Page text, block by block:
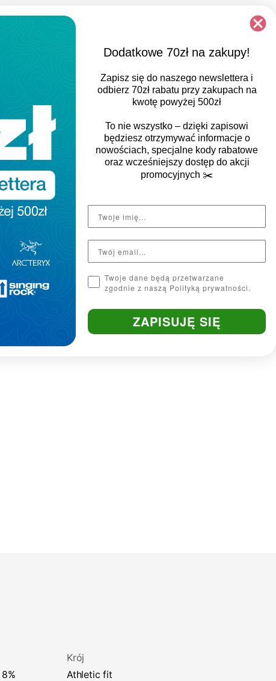
Dynamiczny krój, zdefiniowany kształt ciała,
wstępnie ukształtowane rękawy. Połączenie
zarówno wydajności, jak i komfortu. Zastosowane
elastyczne materiały.
Krój
athletic fit
Dodatkowe 70zł na zakupy!
Zapisz się do naszego newslettera i
odbierz 70zł rabatu przy zakupach na
kwotę powyżej 500zł
To nie wszystko – dzięki zapisowi
będziesz otrzymywać informacje o
nowościach, specjalne kody rabatowe
oraz wcześniejszy dostęp do akcji
promocyjnych ✂️
Twoje dane będą przetwarzane
zgodnie z naszą Polityką prywatności.
ZAPISUJĘ SIĘ